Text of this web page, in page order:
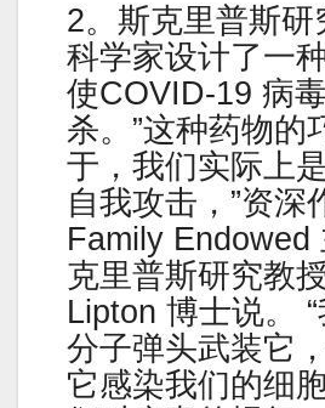
2。斯克里普斯研
科学家设计了一
使COVID-19 病
杀。”这种药物的
于，我们实际上
自我攻击，”资深
Family Endowed
克里普斯研究教
Lipton 博士说。
分子弹头武装它
它感染我们的细